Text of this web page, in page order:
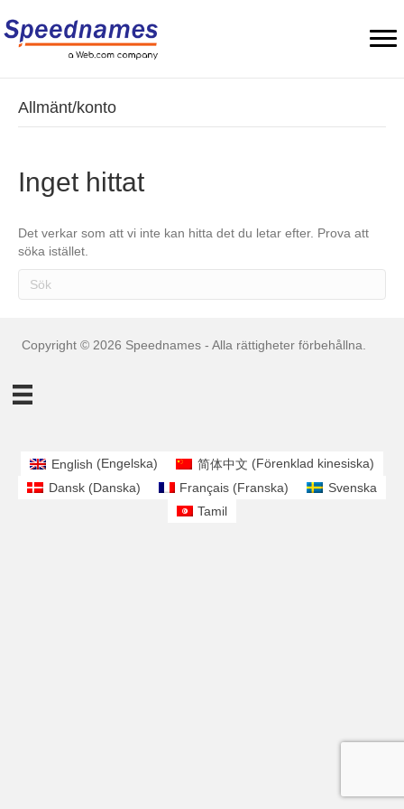
Allmänt/konto
Inget hittat
Det verkar som att vi inte kan hitta det du letar efter. Prova att
söka istället.
Copyright © 2026 Speednames - Alla rättigheter förbehållna.
English (Engelska) 简体中文 (Förenklad kinesiska)
Dansk(Danska) Français (Franska)
Svenska
Tamil